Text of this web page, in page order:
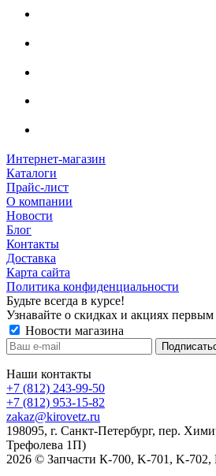
Интернет-магазин
Каталоги
Прайс-лист
О компании
Новости
Блог
Контакты
Доставка
Карта сайта
Политика конфиденциальности
Будьте всегда в курсе!
Узнавайте о скидках и акциях первым
Новости магазина
Наши контакты
+7 (812) 243-99-50
+7 (812) 953-15-82
zakaz@kirovetz.ru
198095, г. Санкт-Петербург, пер.
Трефолева 1П)
2026 © Запчасти К-700, K-701, K-702,